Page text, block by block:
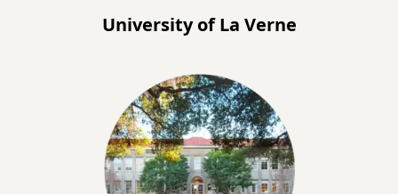
University of La Verne